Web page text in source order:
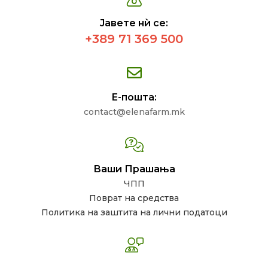
Јавете нѝ се:
+389 71 369 500
Е-пошта:
contact@elenafarm.mk
Ваши Прашања
ЧПП
Поврат на средства
Политика на заштита на лични податоци